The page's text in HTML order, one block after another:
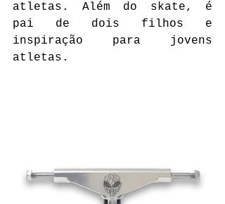
atletas. Além do skate, é
pai de dois filhos e
inspiração para jovens
atletas.